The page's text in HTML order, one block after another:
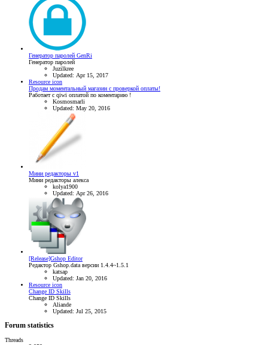
Генератор паролей GenRi
Генератор паролей
Juzilkree
Updated: Apr 15, 2017
Resource icon
Продам моментальный магазин с проверкой оплаты!
Работает с qiwi оплатой по коментарию !
Kosmosmarli
Updated: May 20, 2016
Мини редакторы v1
Мини редакторы алекса
kolya1900
Updated: Apr 26, 2016
[Release]Gshop Editor
Редактор Gshop.data версии 1.4.4~1.5.1
katsap
Updated: Jan 20, 2016
Resource icon
Change ID Skills
Change ID Skills
Aliande
Updated: Jul 25, 2015
Forum statistics
Threads